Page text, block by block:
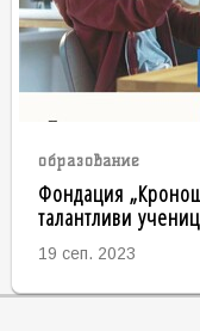
образование
Фондация
талантливи
19 сеп. 2023